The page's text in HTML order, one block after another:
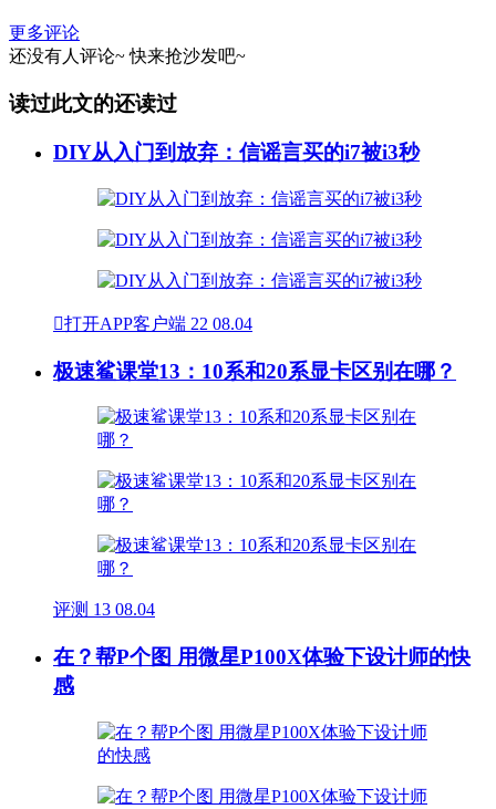
更多评论
还没有人评论~ 快来抢沙发吧~
读过此文的还读过
DIY从入门到放弃：信谣言买的i7被i3秒
打开APP客户端 22 08.04
极速鲨课堂13：10系和20系显卡区别在哪？
评测 13 08.04
在？帮P个图 用微星P100X体验下设计师的快
感